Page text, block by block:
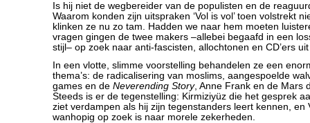
Is hij niet de wegbereider van de populisten en de
Waarom konden zijn uitspraken ‘Vol is vol’ toen volstrekt
klinken ze nu zo tam. Hadden we naar hem moeten
vragen gingen de twee makers –allebei begaafd in een
stijl– op zoek naar anti-fascisten, allochtonen en CD’ers
In een vlotte, slimme voorstelling behandelen ze een
thema’s: de radicalisering van moslims, aangespoelde
games en de Neverending Story, Anne Frank en de Mars
Steeds is er de tegenstelling: Kirmiziyüz die het gesprek
ziet verdampen als hij zijn tegenstanders leert kennen, en
wanhopig op zoek is naar morele zekerheden.